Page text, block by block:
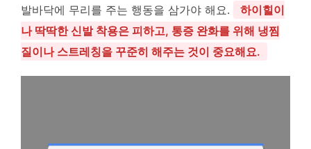
발바닥에 무리를 주는 행동을 삼가야 해요.
하이힐이
나 딱딱한 신발 착용은 피하고, 통증 완화를 위해 냉찜
질이나 스트레칭을 꾸준히 해주는 것이 중요해요.